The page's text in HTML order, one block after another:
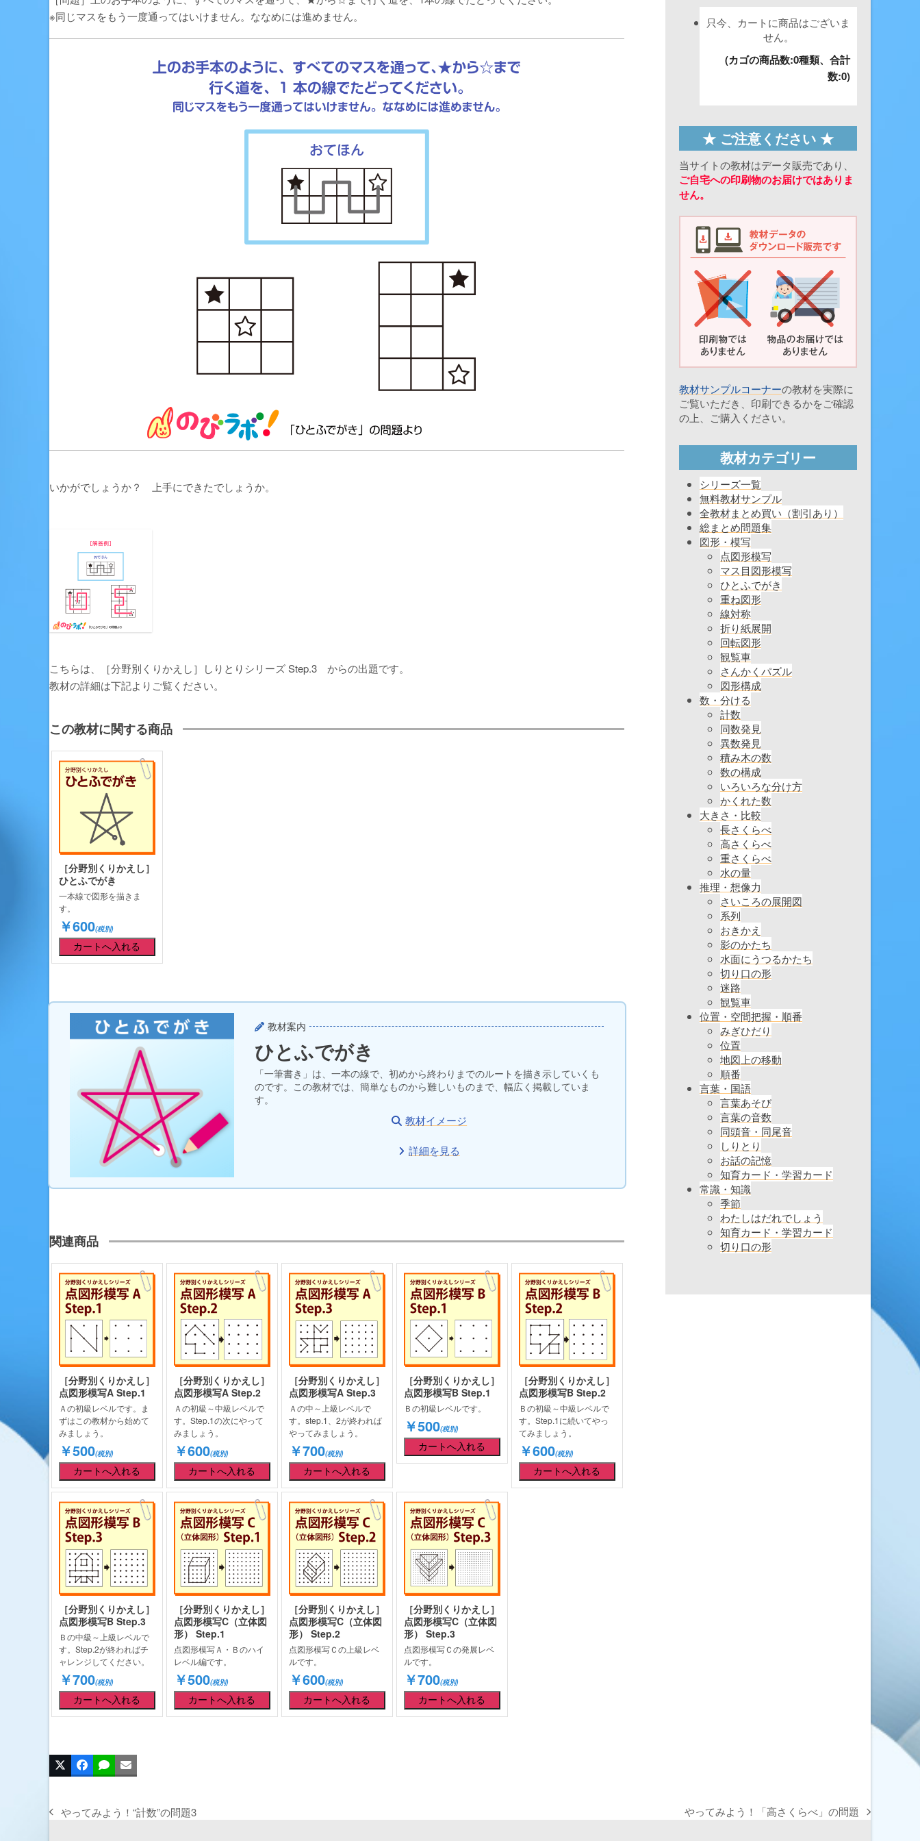
※同じマスをもう一度通ってはいけません。ななめには進めません。
いかがでしょうか？ 上手にできたでしょうか。
こちらは、［分野別くりかえし］しりとりシリーズ Step.3 からの出題です。
教材の詳細は下記よりご覧ください。
この教材に関する商品
［分野別くりかえし］
ひとふでがき
一本線で図形を描きま
す。
￥600(税別)
教材案内
ひとふでがき
「一筆書き」は、一本の線で、初めから終わりまでのルートを描き示していくも
のです。この教材では、簡単なものから難しいものまで、幅広く掲載していま
す。
教材イメージ
詳細を見る
関連商品
［分野別くりかえし］
点図形模写A Step.1
Ａの初級レベルです。ま
ずはこの教材から始めて
みましょう。
￥500(税別)
［分野別くりかえし］
点図形模写A Step.2
Ａの初級～中級レベルで
す。Step.1の次にやって
みましょう。
￥600(税別)
［分野別くりかえし］
点図形模写A Step.3
Ａの中～上級レベルで
す。step.1、2が終われば
やってみましょう。
￥700(税別)
［分野別くりかえし］
点図形模写B Step.1
Ｂの初級レベルです。
￥500(税別)
［分野別くりかえし］
点図形模写B Step.2
Ｂの初級～中級レベルで
す。Step.1に続いてやっ
てみましょう。
￥600(税別)
［分野別くりかえし］
点図形模写B Step.3
Ｂの中級～上級レベルで
す。Step.2が終わればチ
ャレンジしてください。
￥700(税別)
［分野別くりかえし］
点図形模写C（立体図
形） Step.1
点図形模写Ａ・Ｂのハイ
レベル編です。
￥500(税別)
［分野別くりかえし］
点図形模写C（立体図
形） Step.2
点図形模写Ｃの上級レベ
ルです。
￥600(税別)
［分野別くりかえし］
点図形模写C（立体図
形） Step.3
点図形模写Ｃの発展レベ
ルです。
￥700(税別)
只今、カートに商品はございま
せん。
(カゴの商品数:0種類、合計
数:0)
★ ご注意ください ★
当サイトの教材はデータ販売であり、
ご自宅への印刷物のお届けではありま
せん。
教材サンプルコーナーの教材を実際に
ご覧いただき、印刷できるかをご確認
の上、ご購入ください。
教材カテゴリー
シリーズ一覧
無料教材サンプル
全教材まとめ買い（割引あり）
総まとめ問題集
図形・模写
点図形模写
マス目図形模写
ひとふでがき
重ね図形
線対称
折り紙展開
回転図形
観覧車
さんかくパズル
図形構成
数・分ける
計数
同数発見
異数発見
積み木の数
数の構成
いろいろな分け方
かくれた数
大きさ・比較
長さくらべ
高さくらべ
重さくらべ
水の量
推理・想像力
さいころの展開図
系列
おきかえ
影のかたち
水面にうつるかたち
切り口の形
迷路
観覧車
位置・空間把握・順番
みぎひだり
位置
地図上の移動
順番
言葉・国語
言葉あそび
言葉の音数
同頭音・同尾音
しりとり
お話の記憶
知育カード・学習カード
常識・知識
季節
わたしはだれでしょう
知育カード・学習カード
切り口の形
previous
やってみよう！“計数”の問題3
next
やってみよう！「高さくらべ」の問題